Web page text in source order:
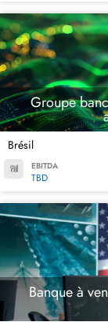
Groupe
Brésil
EBITDA
TBD
Banque à